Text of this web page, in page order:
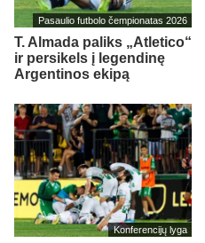
Pasaulio futbolo čempionatas 2026
T. Almada paliks „Atletico“
ir persikels į legendinę
Argentinos ekipą
Konferencijų lyga